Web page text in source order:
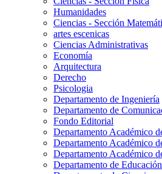
Humanidades
Ciencias - Sección
artes escenicas
Ciencias Administrativas
Economía
Arquitectura
Derecho
Psicologia
Departamento de Ingeniería
Departamento de
Fondo Editorial
Departamento Académico
Departamento Académico
Departamento Académico
Departamento de Educación